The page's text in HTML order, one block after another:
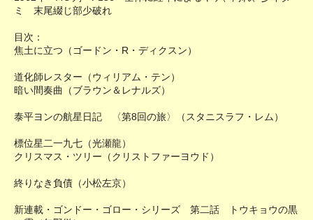
ミ 末尾綴じ部少破れ
目次：
焦土に立つ（ゴードン・R・ディクスン）
道化師レスター（ウィリアム・テン）
暗い間奏曲（ブラウン＆レナルズ）
泰平ヨンの航星日記 〈第8回の旅〉（スタニスラフ・レム）
標位星二一九七（光瀬龍）
クリスマス・ツリー（クリストファーヨウド）
終りなき負債（小松左京）
新連載・ゴンドー・ゴロー・シリーズ 第二話 トウキョウの黒